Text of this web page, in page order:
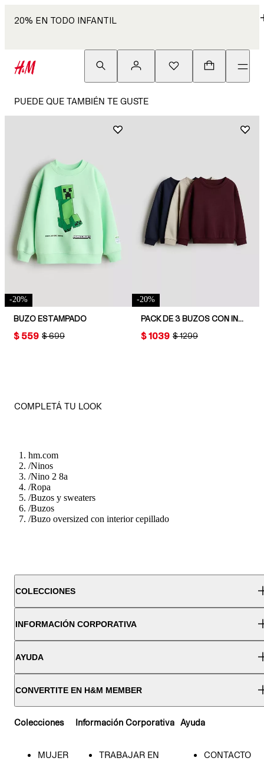
20% EN TODO INFANTIL
PUEDE QUE TAMBIÉN TE GUSTE
-20%
BUZO ESTAMPADO
ORIGINAL PRICE:
$ 699
PRICE:
$ 559
-20%
PACK DE 3 BUZOS CON INTERIOR CEPILLADO
ORIGINAL PRICE:
$ 1299
PRICE:
$ 1039
COMPLETÁ TU LOOK
hm.com
/Ninos
/Nino 2 8a
/Ropa
/Buzos y sweaters
/Buzos
/Buzo oversized con interior cepillado
COLECCIONES
INFORMACIÓN CORPORATIVA
AYUDA
CONVERTITE EN H&M MEMBER
Colecciones
MUJER
Información Corporativa
TRABAJAR EN
Ayuda
CONTACTO